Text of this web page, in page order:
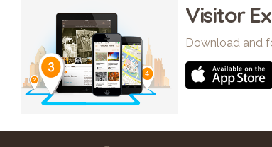
Visitor
Download and